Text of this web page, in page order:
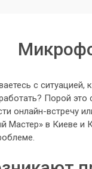
с
Порой
онлайн-встречу
Мастер» в Киеве и